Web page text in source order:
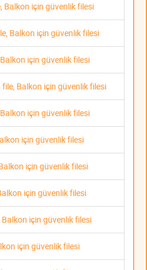
Balkon için güvenlik filesi
Balkon için güvenlik filesi
için güvenlik filesi
Balkon için güvenlik filesi
için güvenlik filesi
için güvenlik filesi
için güvenlik filesi
için güvenlik filesi
için güvenlik filesi
için güvenlik filesi